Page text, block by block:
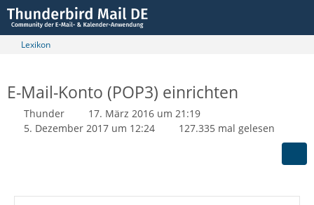
Lexikon
E-Mail-Konto (POP3) einrichten
Thunder
17. März 2016 um 21:19
5. Dezember 2017 um 12:24
127.335 mal gelesen